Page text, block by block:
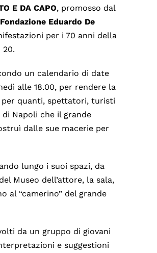
E DA CAPO, promosso dal
Fondazione Eduardo De
per i 70 anni della
un calendario di date
alle 18.00, per rendere la
per quanti, spettatori, turisti
Napoli che il grande
dalle sue macerie per
lungo i suoi spazi, da
Museo dell’attore, la sala,
al “camerino” del grande
da un gruppo di giovani
e suggestioni